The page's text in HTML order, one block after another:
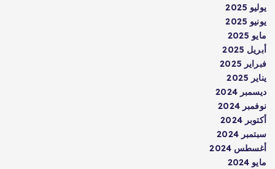
يوليو 2025
يونيو 2025
مايو 2025
أبريل 2025
فبراير 2025
يناير 2025
ديسمبر 2024
نوفمبر 2024
أكتوبر 2024
سبتمبر 2024
أغسطس 2024
مايو 2024